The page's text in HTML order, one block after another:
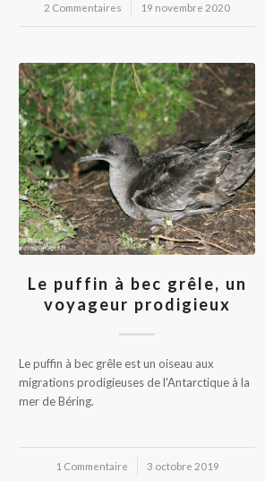
2 Commentaires
/ 19 novembre 2020
Le puffin à bec grêle, un
voyageur prodigieux
Le puffin à bec grêle est un oiseau aux
migrations prodigieuses de l'Antarctique à la
mer de Béring.
1 Commentaire
/ 3 octobre 2019